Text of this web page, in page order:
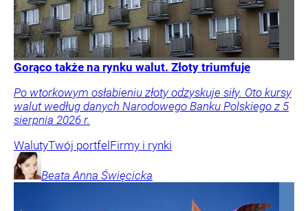
Gorąco także na rynku walut. Złoty triumfuje
Po wtorkowym osłabieniu złoty odzyskuje siły. Oto kursy
walut według danych Narodowego Banku Polskiego z 5
sierpnia 2026 r.
WalutyTwój portfelFirmy i rynki
Beata Anna Święcicka